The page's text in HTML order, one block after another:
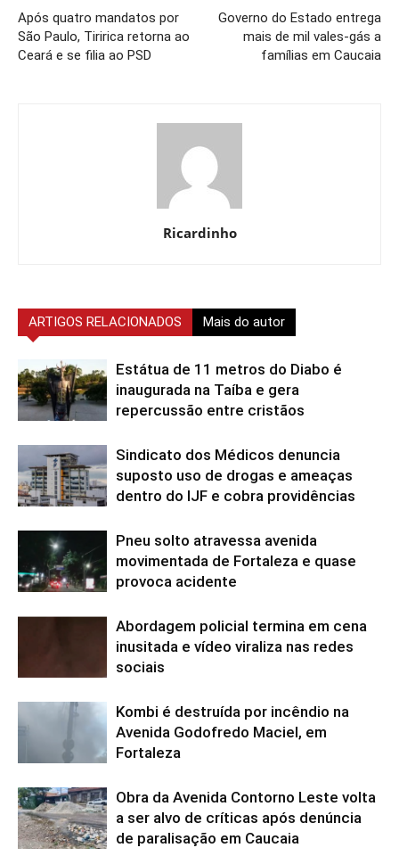
Após quatro mandatos por
São Paulo, Tiririca retorna ao
Ceará e se filia ao PSD
Governo do Estado entrega
mais de mil vales-gás a
famílias em Caucaia
Ricardinho
ARTIGOS RELACIONADOS Mais do autor
Estátua de 11 metros do Diabo é
inaugurada na Taíba e gera
repercussão entre cristãos
Sindicato dos Médicos denuncia
suposto uso de drogas e ameaças
dentro do IJF e cobra providências
Pneu solto atravessa avenida
movimentada de Fortaleza e quase
provoca acidente
Abordagem policial termina em cena
inusitada e vídeo viraliza nas redes
sociais
Kombi é destruída por incêndio na
Avenida Godofredo Maciel, em
Fortaleza
Obra da Avenida Contorno Leste volta
a ser alvo de críticas após denúncia
de paralisação em Caucaia